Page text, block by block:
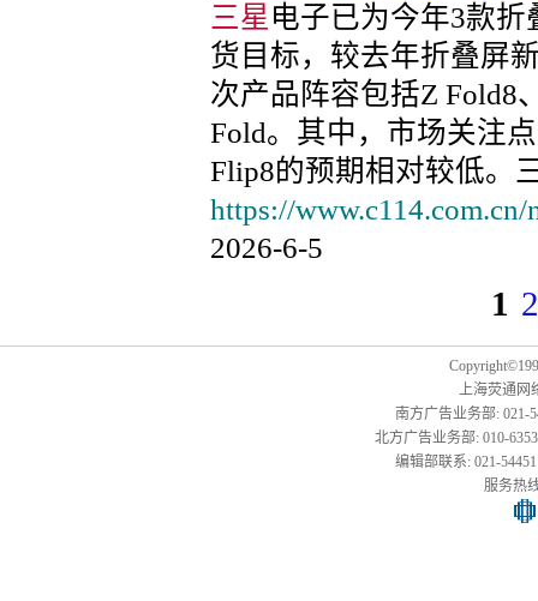
三星 电子已为今年3款
货目标，较去年折叠屏
次产品阵容包括Z Fold8
Fold。其中，市场关注
Flip8的预期相对较低。
https://
2026-6-5
1 2
上海荧通网
南方广告业务部: 021-
北方广告业务部: 010-
编辑部联系: 021-
服务热